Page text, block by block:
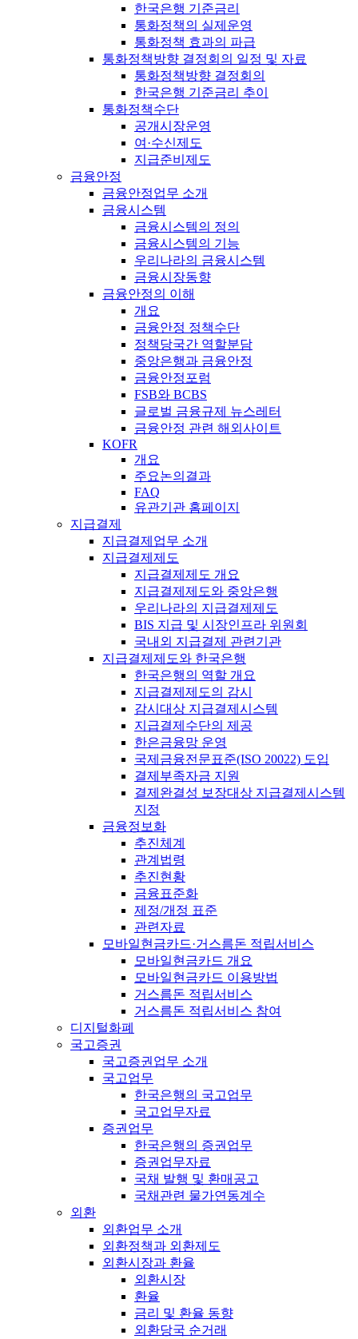
한국은행 기준금리
통화정책의 실제운영
통화정책 효과의 파급
통화정책방향 결정회의 일정 및 자료
통화정책방향 결정회의
한국은행 기준금리 추이
통화정책수단
공개시장운영
여·수신제도
지급준비제도
금융안정
금융안정업무 소개
금융시스템
금융시스템의 정의
금융시스템의 기능
우리나라의 금융시스템
금융시장동향
금융안정의 이해
개요
금융안정 정책수단
정책당국간 역할분담
중앙은행과 금융안정
금융안정포럼
FSB와 BCBS
글로벌 금융규제 뉴스레터
금융안정 관련 해외사이트
KOFR
개요
주요논의결과
FAQ
유관기관 홈페이지
지급결제
지급결제업무 소개
지급결제제도
지급결제제도 개요
지급결제제도와 중앙은행
우리나라의 지급결제제도
BIS 지급 및 시장인프라 위원회
국내외 지급결제 관련기관
지급결제제도와 한국은행
한국은행의 역할 개요
지급결제제도의 감시
감시대상 지급결제시스템
지급결제수단의 제공
한은금융망 운영
국제금융전문표준(ISO 20022) 도입
결제부족자금 지원
결제완결성 보장대상 지급결제시스템
지정
금융정보화
추진체계
관계법령
추진현황
금융표준화
제정/개정 표준
관련자료
모바일현금카드·거스름돈 적립서비스
모바일현금카드 개요
모바일현금카드 이용방법
거스름돈 적립서비스
거스름돈 적립서비스 참여
디지털화폐
국고증권
국고증권업무 소개
국고업무
한국은행의 국고업무
국고업무자료
증권업무
한국은행의 증권업무
증권업무자료
국채 발행 및 환매공고
국채관련 물가연동계수
외환
외환업무 소개
외환정책과 외환제도
외환시장과 환율
외환시장
환율
금리 및 환율 동향
외환당국 순거래